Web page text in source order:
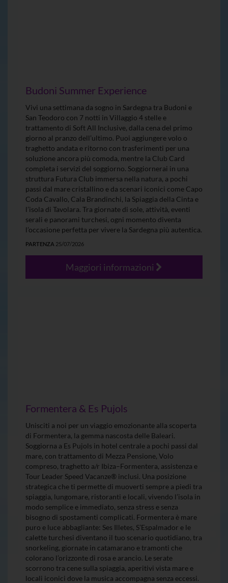
Budoni Summer Experience
Vivi una settimana da sogno in Sardegna tra Budoni e
San Teodoro con 7 notti in Villaggio 4 stelle e
trattamento di Soft All Inclusive, dalla cena del primo
giorno al pranzo dell’ultimo. Puoi aggiungere volo o
traghetto andata e ritorno con trasferimenti per una
soluzione ancora più comoda, mentre la Club Card
completa i servizi del soggiorno. Soggiornerai in una
struttura Futura Club immersa nella natura, a pochi
passi dal mare cristallino e da scenari iconici come Capo
Coda Cavallo, Cala Brandinchi, la Spiaggia della Cinta e
l’isola di Tavolara. Tra giornate di sole, attività, eventi
serali e panorami turchesi, ogni momento diventa
l’occasione perfetta per vivere la Sardegna più autentica.
PARTENZA 25/07/2026
Maggiori informazioni
Formentera & Es Pujols
Unisciti a noi per un viaggio emozionante alla scoperta
di Formentera, la gemma nascosta delle Baleari.
Soggiorna a Es Pujols in hotel centrale a pochi passi dal
mare, con trattamento di Mezza Pensione, Volo
compreso, traghetto a/r Ibiza–Formentera, assistenza e
Tour Leader Speed Vacanze® inclusi. Una posizione
strategica che ti permette di muoverti sempre a piedi tra
spiaggia, lungomare, ristoranti e locali, vivendo l’isola in
modo semplice e immediato, senza stress e senza
bisogno di spostamenti complicati. Formentera è mare
puro e luce abbagliante: Ses Illetes, S’Espalmador e le
calette turchesi diventano il tuo scenario quotidiano, tra
snorkeling, giornate in catamarano e tramonti che
colorano l’orizzonte di rosa e arancio. Le serate
scorrono tra cene sulla spiaggia, aperitivi vista mare e
locali iconici dove la musica accompagna senza eccessi.